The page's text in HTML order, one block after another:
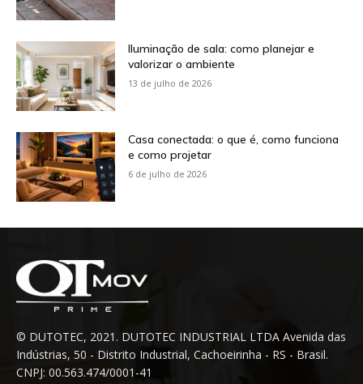
Iluminação de sala: como planejar e
valorizar o ambiente
13 de julho de 2026
Casa conectada: o que é, como funciona
e como projetar
6 de julho de 2026
© DUTOTEC, 2021. DUTOTEC INDUSTRIAL LTDA Avenida das
Indústrias, 50 - Distrito Industrial, Cachoeirinha - RS - Brasil.
CNPJ: 00.563.474/0001-41